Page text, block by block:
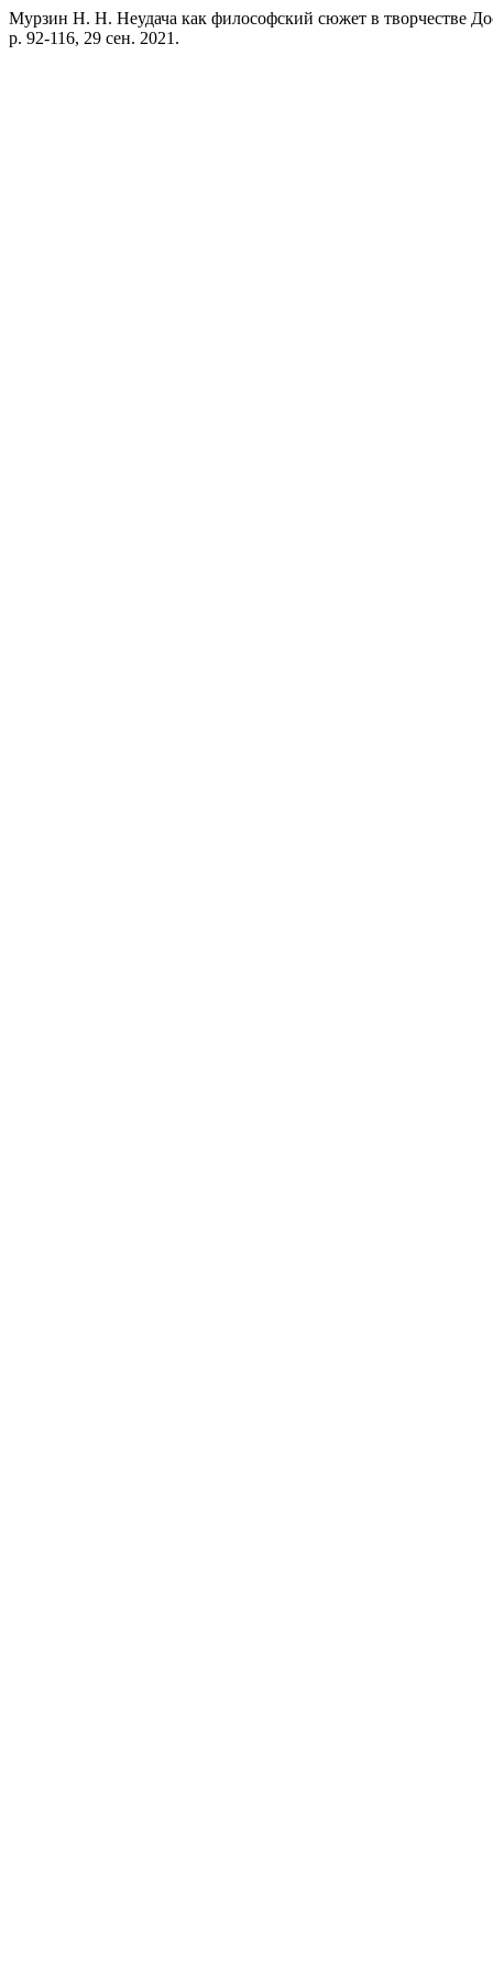
Мурзин Н. Н. Неудача как философский сюжет в творчестве
p. 92-116, 29 сен. 2021.